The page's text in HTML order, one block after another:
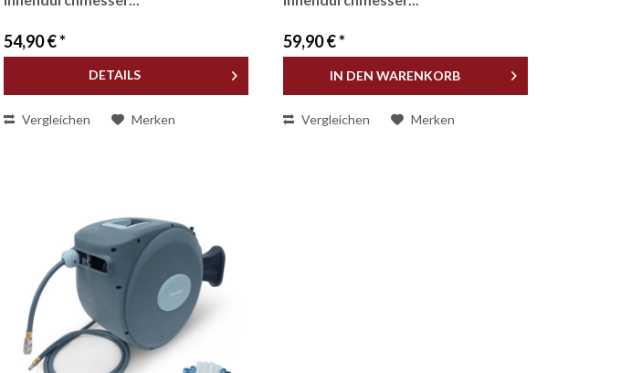
54,90 € *
DETAILS
Vergleichen Merken
59,90 € *
IN DEN WARENKORB
Vergleichen Merken